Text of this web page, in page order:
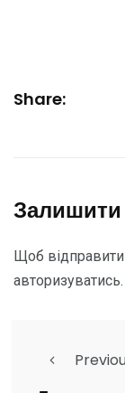
Share:
Залишити
Щоб
авторизуватись.